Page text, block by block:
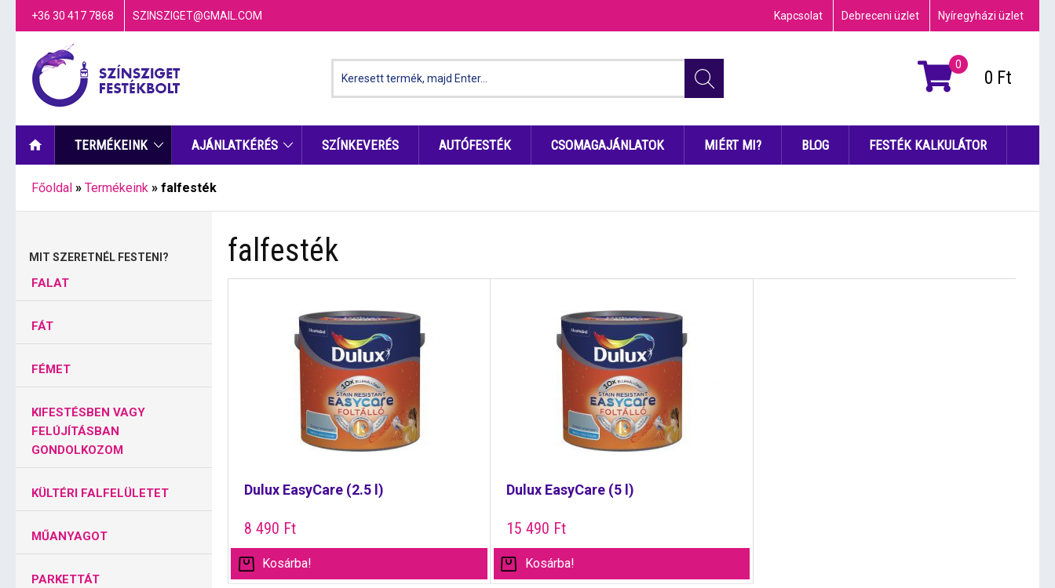
+36 30 417 7868 SZINSZIGET@GMAIL.COM Kapcsolat Debreceni üzlet Nyíregyházi üzlet
0
0 Ft
TERMÉKEINK AJÁNLATKÉRÉS SZÍNKEVERÉS AUTÓFESTÉK CSOMAGAJÁNLATOK MIÉRT MI? BLOG FESTÉK KALKULÁTOR
Főoldal » Termékeink » falfesték
MIT SZERETNÉL FESTENI?
FALAT
FÁT
FÉMET
KIFESTÉSBEN VAGY
FELÚJÍTÁSBAN
GONDOLKOZOM
KÜLTÉRI FALFELÜLETET
MŰANYAGOT
PARKETTÁT
falfesték
Dulux EasyCare (2.5 l)
8 490 Ft
Kosárba!
Dulux EasyCare (5 l)
15 490 Ft
Kosárba!